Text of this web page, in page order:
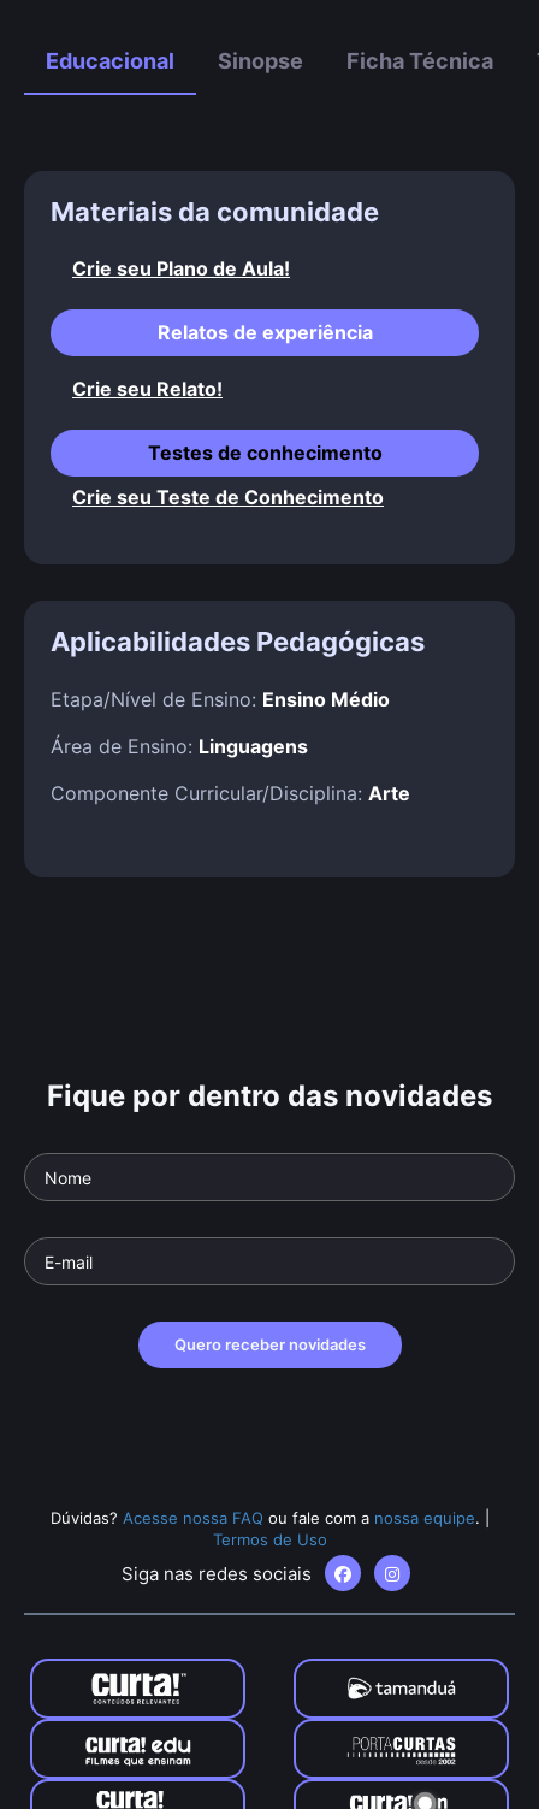
Educacional Sinopse Ficha Técnica
Materiais da comunidade
Crie seu Plano de Aula!
Relatos de experiência
Crie seu Relato!
Testes de conhecimento
Crie seu Teste de Conhecimento
Aplicabilidades Pedagógicas
Etapa/Nível de Ensino: Ensino Médio
Área de Ensino: Linguagens
Componente Curricular/Disciplina: Arte
Fique por dentro das novidades
Quero receber novidades
Dúvidas? Acesse nossa FAQ ou fale com a nossa equipe.
Termos de Uso
Siga nas redes sociais